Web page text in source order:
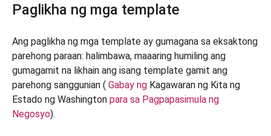
Paglikha ng mga template
Ang paglikha ng mga template ay gumagana sa eksaktong
parehong paraan: halimbawa, maaaring humiling ang
gumagamit na likhain ang isang template gamit ang
parehong sanggunian ( Gabay ng Kagawaran ng Kita ng
Estado ng Washington para sa Pagpapasimula ng
Negosyo).